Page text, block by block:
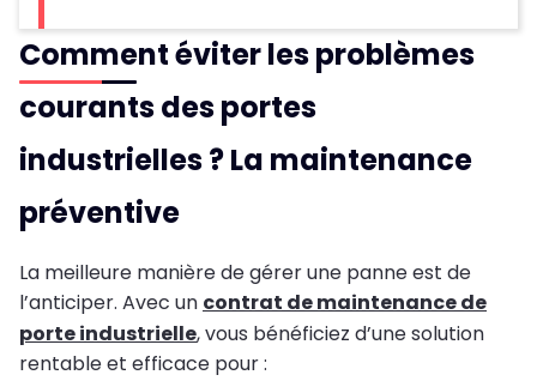
Comment éviter les problèmes
courants des portes
industrielles ? La maintenance
préventive
La meilleure manière de gérer une panne est de
l’anticiper. Avec un contrat de maintenance de
porte industrielle, vous bénéficiez d’une solution
rentable et efficace pour :